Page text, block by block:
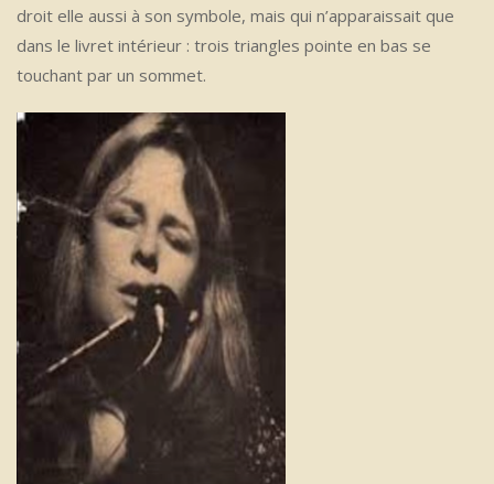
droit elle aussi à son symbole, mais qui n’apparaissait que
dans le livret intérieur : trois triangles pointe en bas se
touchant par un sommet.